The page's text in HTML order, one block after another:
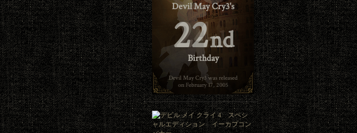
Devil May Cry3's
22nd
Birthday
Devil May Cry3 was released
on February 17, 2005